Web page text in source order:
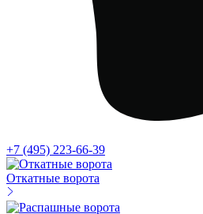
+7 (495) 223-66-39
Откатные ворота